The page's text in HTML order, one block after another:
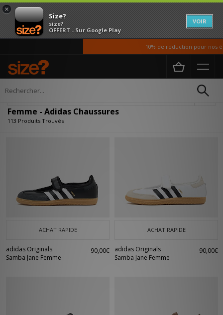
×
Size?
size?
OFFERT - Sur Google Play
VOIR
10% de réduction pour nos
Accueil Femme
Femme - Adidas Chaussures
113 Produits Trouvés
ACHAT RAPIDE
adidas Originals
Samba Jane Femme
90,00€
ACHAT RAPIDE
adidas Originals
Samba Jane Femme
90,00€